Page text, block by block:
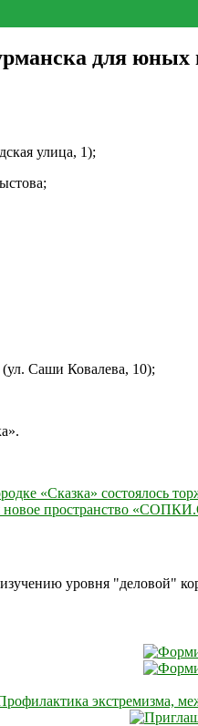
для юных
улица, 1);
Саши Ковалева, 10);
«Сказка» состоялось
новое пространство
уровня "деловой"